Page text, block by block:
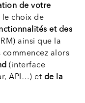
de votre
le choix de
et des
ainsi que la
commencez alors
(interface
API…) et de la